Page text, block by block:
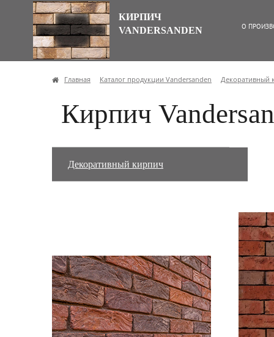
КИРПИЧ
VANDERSANDEN
О
Главная Каталог продукции Vandersanden Декоративный
Кирпич
Декоративный кирпич